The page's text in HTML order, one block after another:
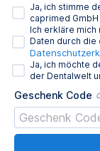
Ja, ich stimme
caprimed GmbH
Ich erkläre
Daten durch
Ja, ich möchte
der Dentalwelt
Geschenk Code